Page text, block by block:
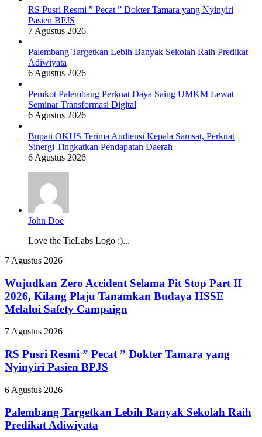
RS Pusri Resmi ” Pecat ” Dokter Tamara yang Nyinyiri
Pasien BPJS
7 Agustus 2026
Palembang Targetkan Lebih Banyak Sekolah Raih Predikat
Adiwiyata
6 Agustus 2026
Pemkot Palembang Perkuat Daya Saing UMKM Lewat
Seminar Transformasi Digital
6 Agustus 2026
Bupati OKUS Terima Audiensi Kepala Samsat, Perkuat
Sinergi Tingkatkan Pendapatan Daerah
6 Agustus 2026
John Doe
Love the TieLabs Logo :)...
Wujudkan
Accident
Selama
Pit
Stop
II
Kilang
Plaju
Tanamkan
Budaya
HSSE
Melalui
Safety
Campaign
7 Agustus 2026
Wujudkan Zero Accident Selama Pit Stop Part II
2026, Kilang Plaju Tanamkan Budaya HSSE
Melalui Safety Campaign
RS
Resmi
”
Pecat
Dokter
yang
Nyinyiri
7 Agustus 2026
RS Pusri Resmi ” Pecat ” Dokter Tamara yang
Nyinyiri Pasien BPJS
Palembang
Lebih
Banyak
Sekolah
6 Agustus 2026
Palembang Targetkan Lebih Banyak Sekolah Raih
Predikat Adiwiyata